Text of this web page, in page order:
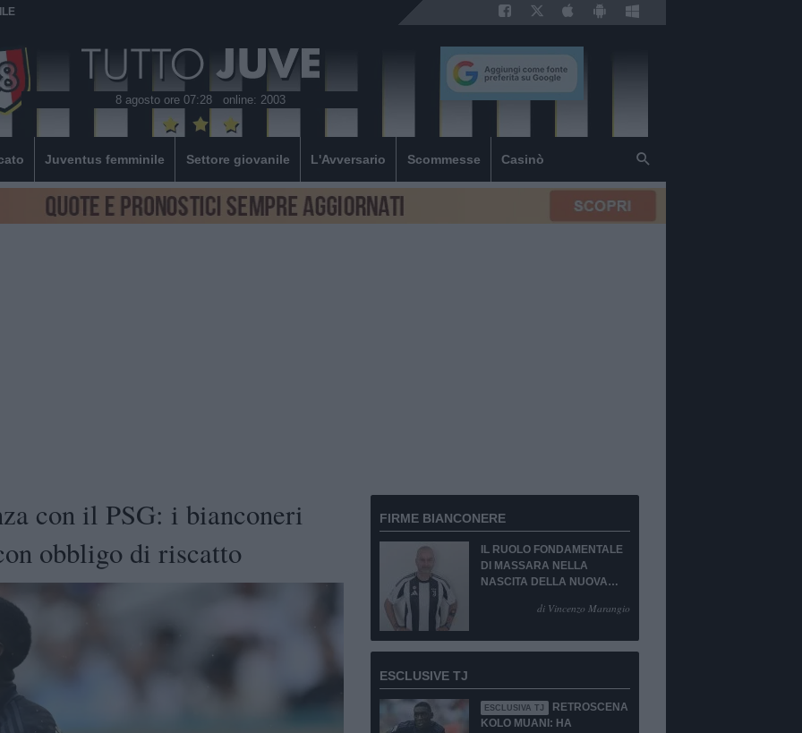
8 agosto ore 07:28 online: 2003
Juventus femminile Settore giovanile L'Avversario Scommesse Casinò
con il PSG: i bianconeri
obbligo di riscatto
FIRME BIANCONERE
IL RUOLO FONDAMENTALE
DI MASSARA NELLA
NASCITA DELLA NUOVA
di Vincenzo Marangio
ESCLUSIVE TJ
ESCLUSIVA TJ
RETROSCENA
KOLO MUANI: HA